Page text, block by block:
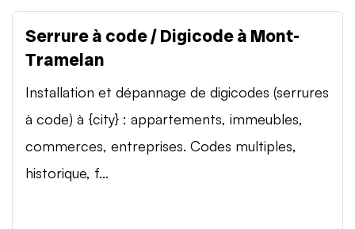
Serrure à code / Digicode à Mont-
Tramelan
Installation et dépannage de digicodes (serrures
à code) à {city} : appartements, immeubles,
commerces, entreprises. Codes multiples,
historique, f...